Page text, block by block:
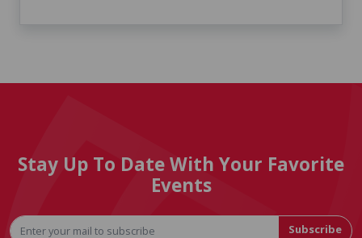
Stay Up To Date With Your Favorite
Events
Subscribe